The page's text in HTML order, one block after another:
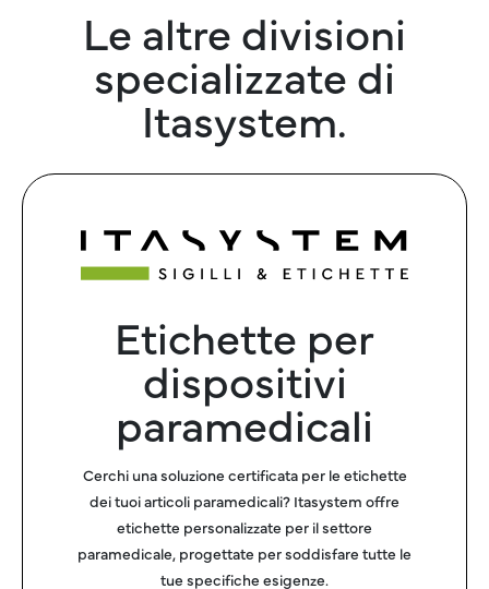
Le altre divisioni
specializzate di
Itasystem.
Etichette per
dispositivi
paramedicali
Cerchi una soluzione certificata per le etichette
dei tuoi articoli paramedicali? Itasystem offre
etichette personalizzate per il settore
paramedicale, progettate per soddisfare tutte le
tue specifiche esigenze.